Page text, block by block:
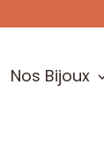
Nos Bijoux